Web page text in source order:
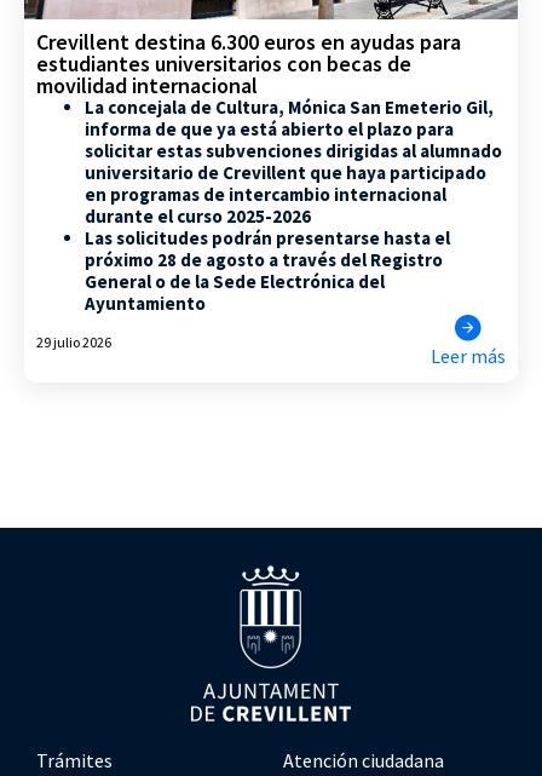
Crevillent destina 6.300 euros en ayudas para
estudiantes universitarios con becas de
movilidad internacional
La concejala de Cultura, Mónica San Emeterio Gil,
informa de que ya está abierto el plazo para
solicitar estas subvenciones dirigidas al alumnado
universitario de Crevillent que haya participado
en programas de intercambio internacional
durante el curso 2025-2026
Las solicitudes podrán presentarse hasta el
próximo 28 de agosto a través del Registro
General o de la Sede Electrónica del
Ayuntamiento
29 julio 2026
Leer más
Trámites
Atención ciudadana